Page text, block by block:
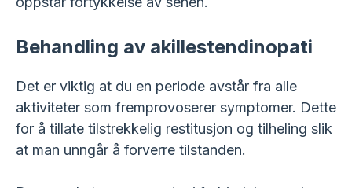
Behandling av akillestendinopati
Det er viktig at du en periode avstår fra alle
aktiviteter som fremprovoserer symptomer. Dette
for å tillate tilstrekkelig restitusjon og tilheling slik
at man unngår å forverre tilstanden.